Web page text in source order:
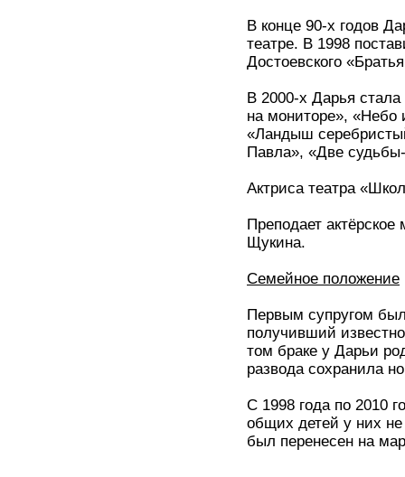
В конце 90-х годов
театре. В 1998
Достоевского
В 2000-х Дарья
на мониторе», «Небо
«Ландыш
Павла», «Две
Актриса театра
Преподает
Щукина.
Семейное положение
Первым супругом
получивший
том браке у Дарьи
развода сохранила
С 1998 года по 2010
общих детей у них
был перенесен на